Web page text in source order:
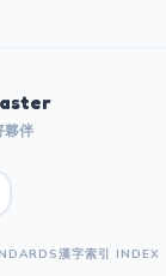
夥伴
漢字索引 INDEX